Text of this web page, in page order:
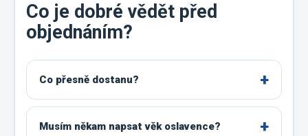
Co je dobré vědět před
objednáním?
Co přesně dostanu?
Musím někam napsat věk oslavence?